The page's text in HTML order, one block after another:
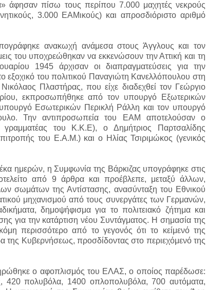
άφησαν πίσω τους περίπου 7.000 μαχητές νεκρούς
3.000 ΕΑΜικούς) και απροσδιόριστο αριθμό
ανακωχή ανάμεσα στους Άγγλους και τον
του υποχρεώθηκαν να εκκενώσουν την Αττική και τη
1945 άρχισαν οι διαπραγματεύσεις για την
του πολιτικού Παναγιώτη Κανελλόπουλου στη
Πλαστήρας, που είχε διαδεχθεί τον Γεώργιο
εκπροσωπήθηκε από τον υπουργό Εξωτερικών
Εσωτερικών Περικλή Ράλλη και τον υπουργό
Την αντιπροσωπεία του ΕΑΜ αποτελούσαν ο
γραμματέας του Κ.Κ.Ε), ο Δημήτριος Παρτσαλίδης
του Ε.Α.Μ.) και ο Ηλίας Τσιριμώκος (γενικός
ημερών, η Συμφωνία της Βάρκιζας υπογράφηκε στις
από 9 άρθρα και προέβλεπε, μεταξύ άλλων,
σωμάτων της Αντίστασης, ανασύνταξη του Εθνικού
μηχανισμού από τους συνεργάτες των Γερμανών,
δημοψήφισμα για το πολιτειακό ζήτημα και
για την κατάρτιση νέου Συντάγματος. Η σημασία της
περισσότερο από το γεγονός ότι το κείμενό της
της Κυβερνήσεως, προσδίδοντας στο περιεχόμενό της
ο αφοπλισμός του ΕΛΑΣ, ο οποίος παρέδωσε:
420 πολυβόλα, 1400 οπλοπολυβόλα, 700 αυτόματα,